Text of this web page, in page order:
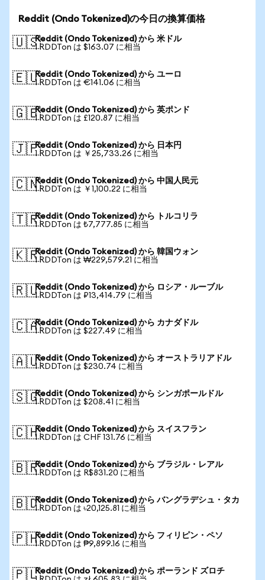
Reddit (Ondo Tokenized)の今日の換算価格
🇺🇸Reddit (Ondo Tokenized) から 米ドル
1 RDDTon は $163.07 に相当
🇪🇺Reddit (Ondo Tokenized) から ユーロ
1 RDDTon は €141.06 に相当
🇬🇧Reddit (Ondo Tokenized) から 英ポンド
1 RDDTon は £120.87 に相当
🇯🇵Reddit (Ondo Tokenized) から 日本円
1 RDDTon は ￥25,733.26 に相当
🇨🇳Reddit (Ondo Tokenized) から 中国人民元
1 RDDTon は ￥1,100.22 に相当
🇹🇷Reddit (Ondo Tokenized) から トルコリラ
1 RDDTon は ₺7,777.85 に相当
🇰🇷Reddit (Ondo Tokenized) から 韓国ウォン
1 RDDTon は ₩229,579.21 に相当
🇷🇺Reddit (Ondo Tokenized) から ロシア・ルーブル
1 RDDTon は ₽13,414.79 に相当
🇨🇦Reddit (Ondo Tokenized) から カナダドル
1 RDDTon は $227.49 に相当
🇦🇺Reddit (Ondo Tokenized) から オーストラリアドル
1 RDDTon は $230.74 に相当
🇸🇬Reddit (Ondo Tokenized) から シンガポールドル
1 RDDTon は $208.41 に相当
🇨🇭Reddit (Ondo Tokenized) から スイスフラン
1 RDDTon は CHF 131.76 に相当
🇧🇷Reddit (Ondo Tokenized) から ブラジル・レアル
1 RDDTon は R$831.20 に相当
🇧🇩Reddit (Ondo Tokenized) から バングラデシュ・タカ
1 RDDTon は ৳20,125.81 に相当
🇵🇭Reddit (Ondo Tokenized) から フィリピン・ペソ
1 RDDTon は ₱9,899.16 に相当
🇵🇱Reddit (Ondo Tokenized) から ポーランド ズロチ